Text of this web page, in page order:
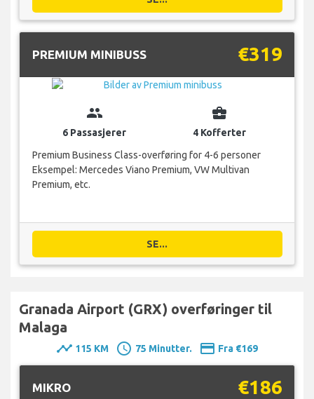
PREMIUM MINIBUSS €319
group
6 Passasjerer
business_center
4 Kofferter
Premium Business Class-overføring for 4-6 personer
Eksempel: Mercedes Viano Premium, VW Multivan
Premium, etc.
SE...
Granada Airport (GRX) overføringer til
Malaga
timeline 115 KM schedule 75 Minutter. payment Fra €169
MIKRO €186